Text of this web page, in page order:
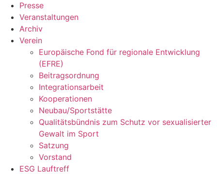
Presse
Veranstaltungen
Archiv
Verein
Europäische Fond für regionale Entwicklung
(EFRE)
Beitragsordnung
Integrationsarbeit
Kooperationen
Neubau/Sportstätte
Qualitätsbündnis zum Schutz vor sexualisierter
Gewalt im Sport
Satzung
Vorstand
ESG Lauftreff